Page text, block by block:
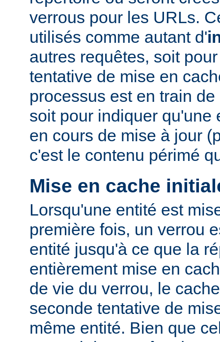
verrous pour les URLs.
utilisés comme autant d'
autres requêtes, soit
tentative de mise en
processus est en train
soit pour indiquer qu'une
en cours de mise à jour
c'est le contenu périmé
Mise en cache
Lorsqu'une entité est
première fois, un verrou
entité jusqu'à ce que la
entièrement mise en
de vie du verrou, le
seconde tentative de
même entité. Bien que